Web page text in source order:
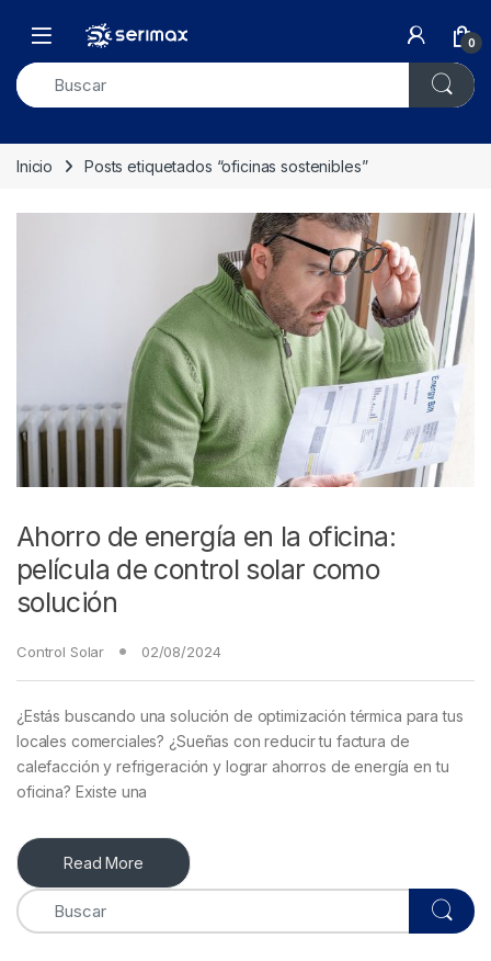
Open 0
Inicio Posts etiquetados “oficinas sostenibles”
Ahorro de energía en la oficina:
película de control solar como
solución
Control Solar 02/08/2024
¿Estás buscando una solución de optimización térmica para tus
locales comerciales? ¿Sueñas con reducir tu factura de
calefacción y refrigeración y lograr ahorros de energía en tu
oficina? Existe una
Read More